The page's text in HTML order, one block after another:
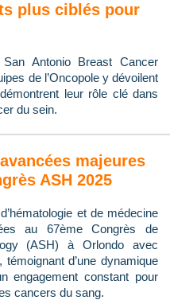
plus ciblés pour
Antonio Breast Cancer
de l’Oncopole y dévoilent
leur rôle clé dans
du sein.
majeures
ASH 2025
et de médecine
au 67ème Congrès de
(ASH) à Orlondo avec
d’une dynamique
engagement constant pour
cancers du sang.